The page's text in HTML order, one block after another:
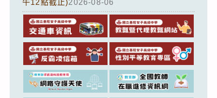
午12點截止)2026-08-06